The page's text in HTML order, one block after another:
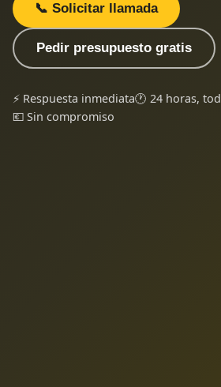
📞 Solicitar llamada
Pedir presupuesto gratis
⚡ Respuesta inmediata🕐 24 horas,
💶 Sin compromiso